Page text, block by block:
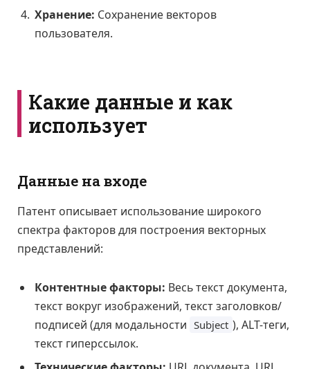
Хранение: Сохранение векторов
пользователя.
Какие данные и как
использует
Данные на входе
Патент описывает использование широкого
спектра факторов для построения векторных
представлений:
Контентные факторы: Весь текст документа,
текст вокруг изображений, текст заголовков/
подписей (для модальности Subject ), ALT-теги,
текст гиперссылок.